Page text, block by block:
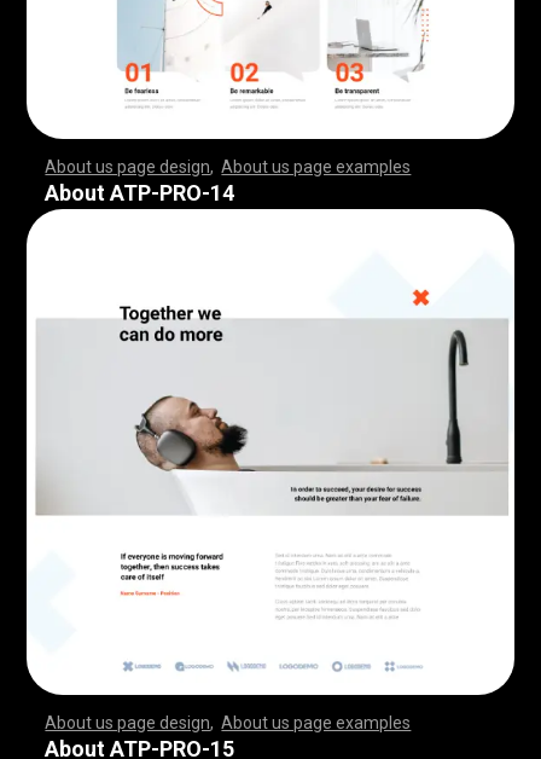
About us page design ,About us page examples
,,,,,,,,,,,,,,,,,,,,,,,, ,,,,,,,,,,,,,,,,,,,,,,,,,,,
,,,,,,,,,,,,,,,,,,,,,,,, ,,,,,,,,,,,,,,,,,,,,,,,,,,,
,,,,,,,,,,,,,,,,,,,,,,,, ,,,,,,,,,,,,,,,,,,,,,,,,,,,
,,,,,,,,,,,,,,,,,,,,,,,, ,,,,,,,,,,,,,,,,,,,,,,,,,,,
,,,,,,,,,,,,,,,,,,,,,,,, ,,,,,,,,,,,,,,,,,,,,,,,,,,,
,,,,,,,,,,,,,,,,,,,,,,,, ,,,,,,,,,,,,,,,,,,,,,,,,,,,
,,,,,,,,,,,,,,,,,,,,,,,, ,,,,,,,,,,,,,,,,,,,,,,,,,,,
,,,,,,,,,,,,,,,,,,,,,,,, ,,,,,,,,,,,,
About ATP-PRO-14
About us page design ,About us page examples
,,,,,,,,,,,,,,,,,,,,,,,, ,,,,,,,,,,,,,,,,,,,,,,,,,,,
,,,,,,,,,,,,,,,,,,,,,,,, ,,,,,,,,,,,,,,,,,,,,,,,,,,,
,,,,,,,,,,,,,,,,,,,,,,,, ,,,,,,,,,,,,,,,,,,,,,,,,,,,
,,,,,,,,,,,,,,,,,,,,,,,, ,,,,,,,,,,,,,,,,,,,,,,,,,,,
,,,,,,,,,,,,,,,,,,,,,,,, ,,,,,,,,,,,,,,,,,,,,,,,,,,,
,,,,,,,,,,,,,,,,,,,,,,,, ,,,,,,,,,,,,,,,,,,,,,,,,,,,
,,,,,,,,,,,,,,,,,,,,,,,, ,,,,,,,,,,,,,,,,,,,,,,,,,,,
,,,,,,,,,,,,,,,,,,,,,,,, ,,,,,,,,,,,,
About ATP-PRO-15